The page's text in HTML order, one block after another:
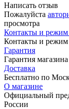
Написать отзыв
Пожалуйста
просмотра
Контакты и режим
Контакты и режим
Гарантия
Гарантия
Доставка
Бесплатно по
О магазине
Официальный
России